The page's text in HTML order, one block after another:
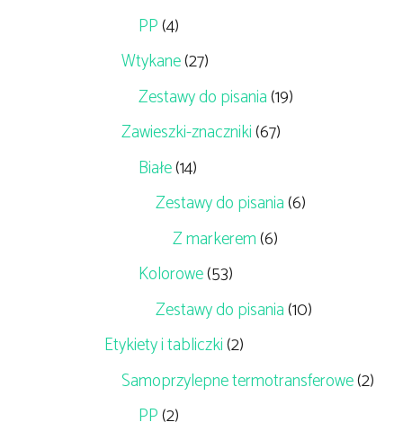
PP(4)
Wtykane(27)
Zestawy do pisania(19)
Zawieszki-znaczniki(67)
Białe(14)
Zestawy do pisania(6)
Z markerem(6)
Kolorowe(53)
Zestawy do pisania(10)
Etykiety i tabliczki(2)
Samoprzylepne termotransferowe(2)
PP(2)